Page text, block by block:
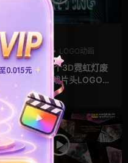
AE模板
AE logo模板
LOGO动画
三维
AE标题模板 6个3D霓虹灯废
土城市背景游戏片头LOGO演
绎 Neon Streaming Title Scr
eens
2022-04-08